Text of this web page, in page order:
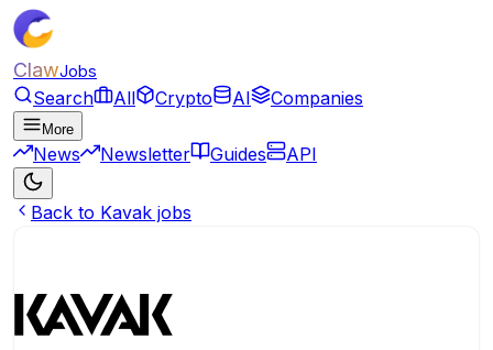
ClawJobs
Search All Crypto AI Companies
More
News Newsletter Guides API
Back to Kavak jobs